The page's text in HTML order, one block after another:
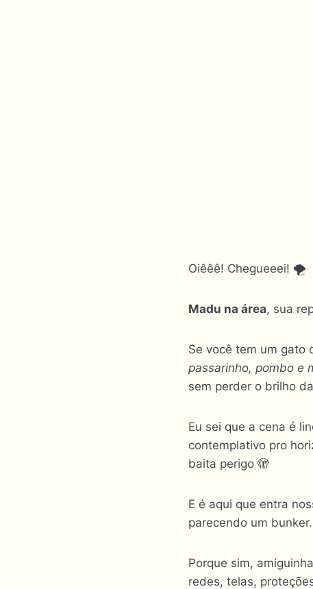
Oiêêê! Chegueeei! 🌪️
Madu na área, sua
Se você tem um gato
passarinho, pombo e
sem perder o brilho
Eu sei que a cena é
contemplativo pro
baita perigo 🫣
E é aqui que entra
parecendo um bunker.
Porque sim,
redes, telas,